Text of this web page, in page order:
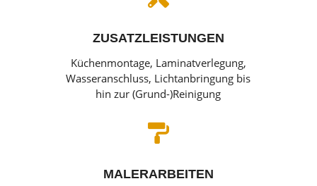
ZUSATZLEISTUNGEN
Küchenmontage, Laminatverlegung,
Wasseranschluss, Lichtanbringung bis
hin zur (Grund-)Reinigung

MALERARBEITEN